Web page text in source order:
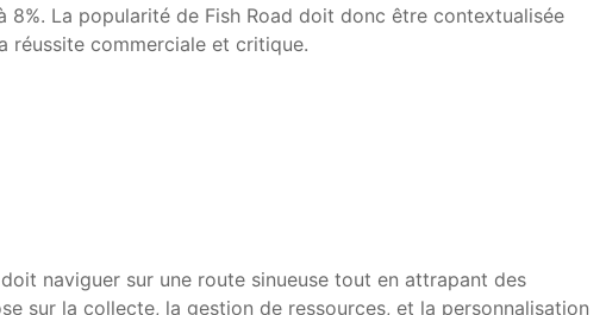
8%. La popularité de Fish Road doit donc être contextualisée
réussite commerciale et critique.
naviguer sur une route sinueuse tout en attrapant des
sur la collecte, la gestion de ressources, et la personnalisation